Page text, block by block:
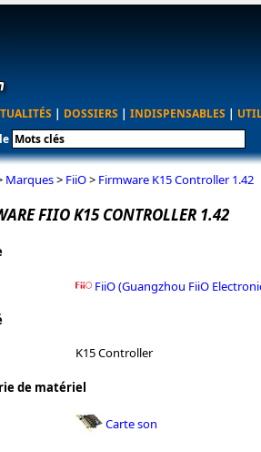
| DOSSIERS | INDISPENSABLES |
Marques> FiiO> Firmware K15 Controller 1.42
FIIO K15 CONTROLLER 1.42
FiiO (Guangzhou FiiO
K15 Controller
de matériel
Carte son